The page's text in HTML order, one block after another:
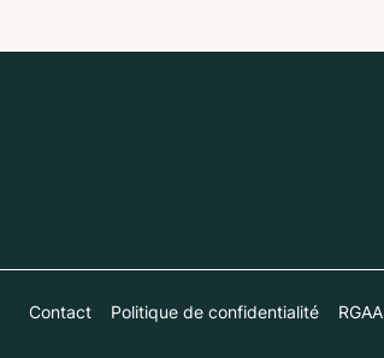
Contact Politique de confidentialité RGAA